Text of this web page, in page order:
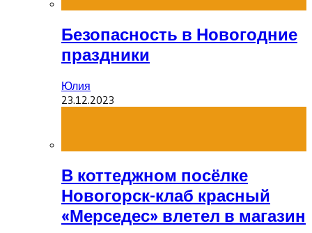
Безопасность в Новогодние
праздники
Юлия
23.12.2023
В коттеджном посёлке
Новогорск-клаб красный
«Мерседес» влетел в магазин